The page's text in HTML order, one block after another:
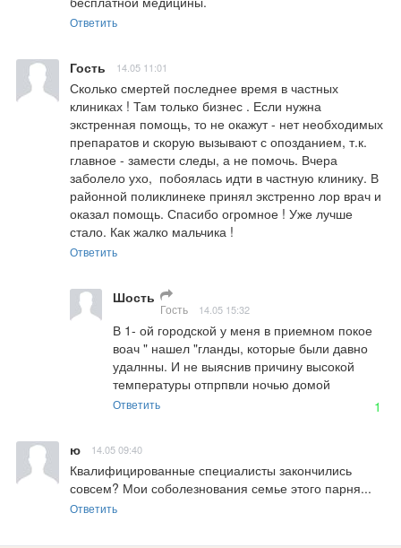
Ответить
Гость 14.05 11:01
Сколько смертей последнее время в частных
клиниках ! Там только бизнес . Если нужна
экстренная помощь, то не окажут - нет необходимых
препаратов и скорую вызывают с опозданием, т.к.
главное - замести следы, а не помочь. Вчера
заболело ухо,  побоялась идти в частную клинику. В
районной поликлинеке принял экстренно лор врач и
оказал помощь. Спасибо огромное ! Уже лучше
стало. Как жалко мальчика !
Ответить
Шость
Гость 14.05 15:32
В 1- ой городской у меня в приемном покое
воач " нашел "гланды, которые были давно
удалнны. И не выяснив причину высокой
температуры отпрпвли ночью домой
Ответить 1
ю 14.05 09:40
Квалифицированные специалисты закончились
совсем? Мои соболезнования семье этого парня...
Ответить